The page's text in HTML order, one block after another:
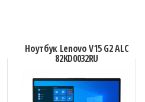
Ноутбук Lenovo V15 G2 ALC
82KD0032RU